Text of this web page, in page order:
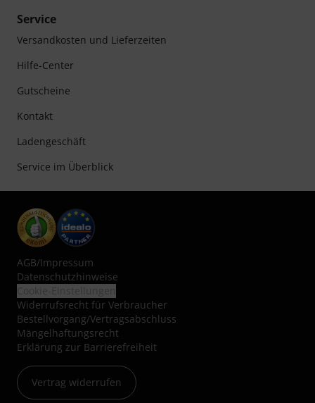
Service
Versandkosten und Lieferzeiten
Hilfe-Center
Gutscheine
Kontakt
Ladengeschäft
Service im Überblick
AGB/Impressum
Datenschutzhinweise
Widerrufsrecht für Verbraucher
Bestellvorgang/Vertragsabschluss
Mängelhaftungsrecht
Erklärung zur Barrierefreiheit
Vertrag widerrufen